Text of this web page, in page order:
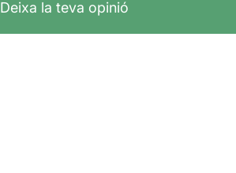
Deixa la teva opinió